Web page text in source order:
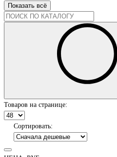
Показать всё
Товаров на странице:
Сортировать: